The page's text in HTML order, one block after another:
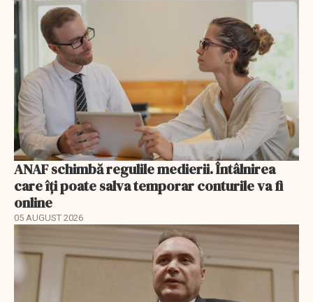
ANAF schimbă regulile medierii. Întâlnirea
care îți poate salva temporar conturile va fi
online
05 AUGUST 2026